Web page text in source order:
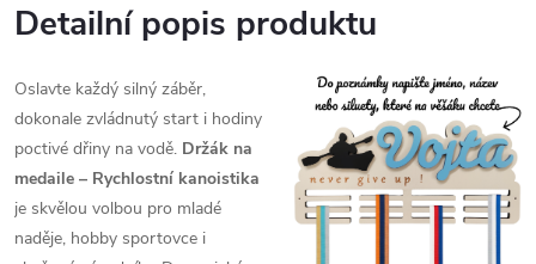
Detailní popis produktu
Oslavte každý silný záběr,
dokonale zvládnutý start i hodiny
poctivé dřiny na vodě. Držák na
medaile – Rychlostní kanoistika
je skvělou volbou pro mladé
naděje, hobby sportovce i